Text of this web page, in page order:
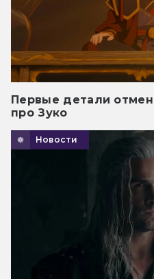
Первые детали
про Зуко
Новости